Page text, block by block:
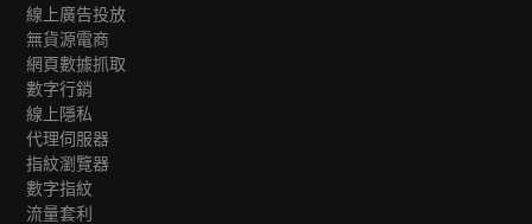
線上廣告投放
無貨源電商
網頁數據抓取
數字行銷
線上隱私
代理伺服器
指紋瀏覽器
數字指紋
流量套利